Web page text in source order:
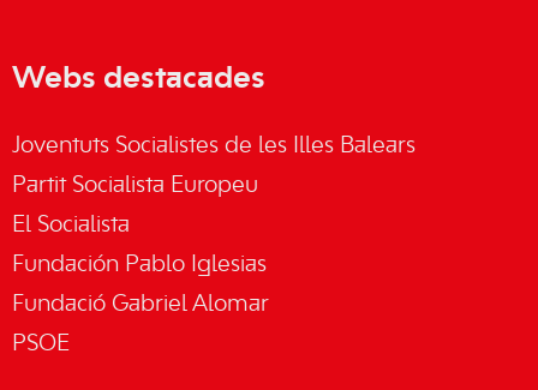
Webs destacades
Joventuts Socialistes de les Illes Balears
Partit Socialista Europeu
El Socialista
Fundación Pablo Iglesias
Fundació Gabriel Alomar
PSOE